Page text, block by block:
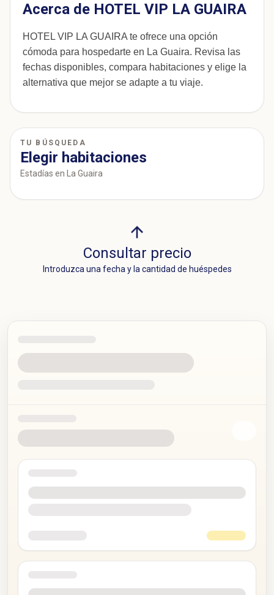
Acerca de HOTEL VIP LA GUAIRA
HOTEL VIP LA GUAIRA te ofrece una opción
cómoda para hospedarte en La Guaira. Revisa las
fechas disponibles, compara habitaciones y elige la
alternativa que mejor se adapte a tu viaje.
TU BÚSQUEDA
Elegir habitaciones
Estadías en La Guaira
Consultar precio
Introduzca una fecha y la cantidad de huéspedes